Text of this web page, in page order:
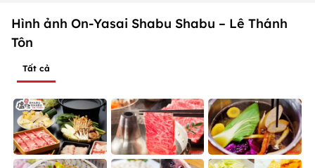
Hình ảnh On-Yasai Shabu Shabu – Lê Thánh
Tôn
Tất cả